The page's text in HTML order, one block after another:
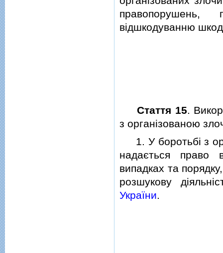
правопорушень,
вiдшкодуванню
Стаття 15.
з органiзованою
1. У боротьбi з
надається право
випадках та
розшукову
України.